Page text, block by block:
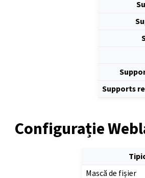
Supports
Configurație
Mască de fișier